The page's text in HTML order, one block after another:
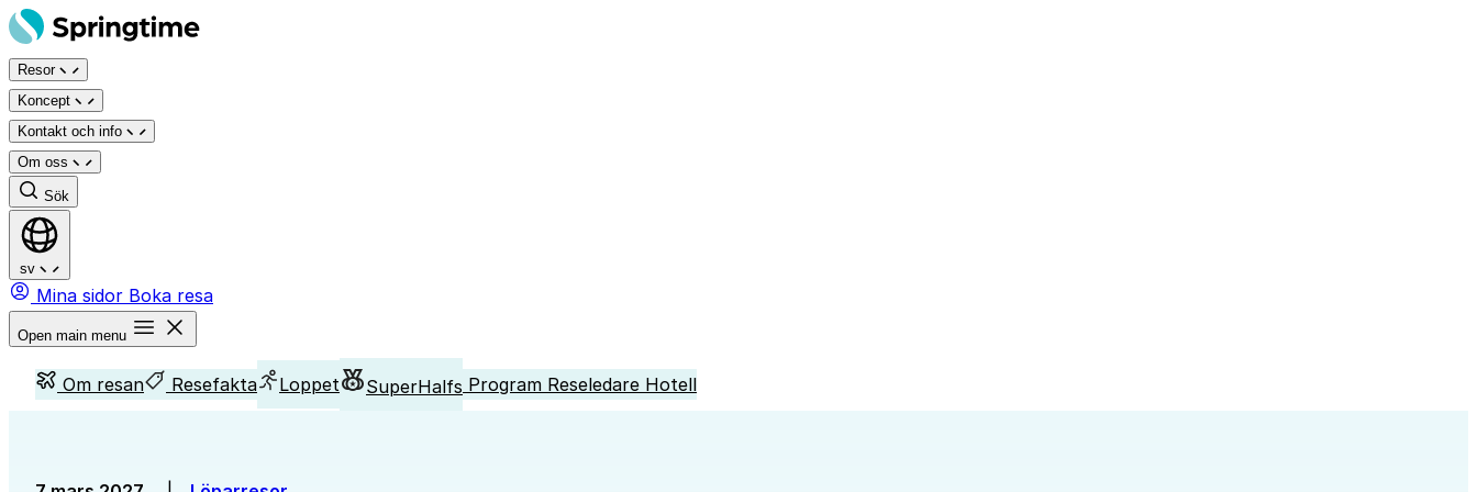
Hoppa
till
innehåll
Resor
Koncept
Kontakt och info
Om oss
Sök
sv
Mina sidor Boka resa
Open main menu
Om resan Resefakta Loppet SuperHalfs Program Reseledare Hotell